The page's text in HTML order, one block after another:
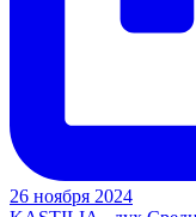
26 ноября 2024